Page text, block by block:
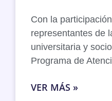
Con la
representantes de
universitaria y
Programa de
VER MÁS »